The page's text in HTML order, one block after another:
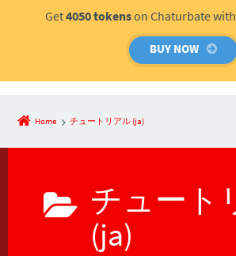
Get4050 tokenson Chaturbate with
BUY NOW
Home チュートリアル (ja)
チュートリアル
(ja)